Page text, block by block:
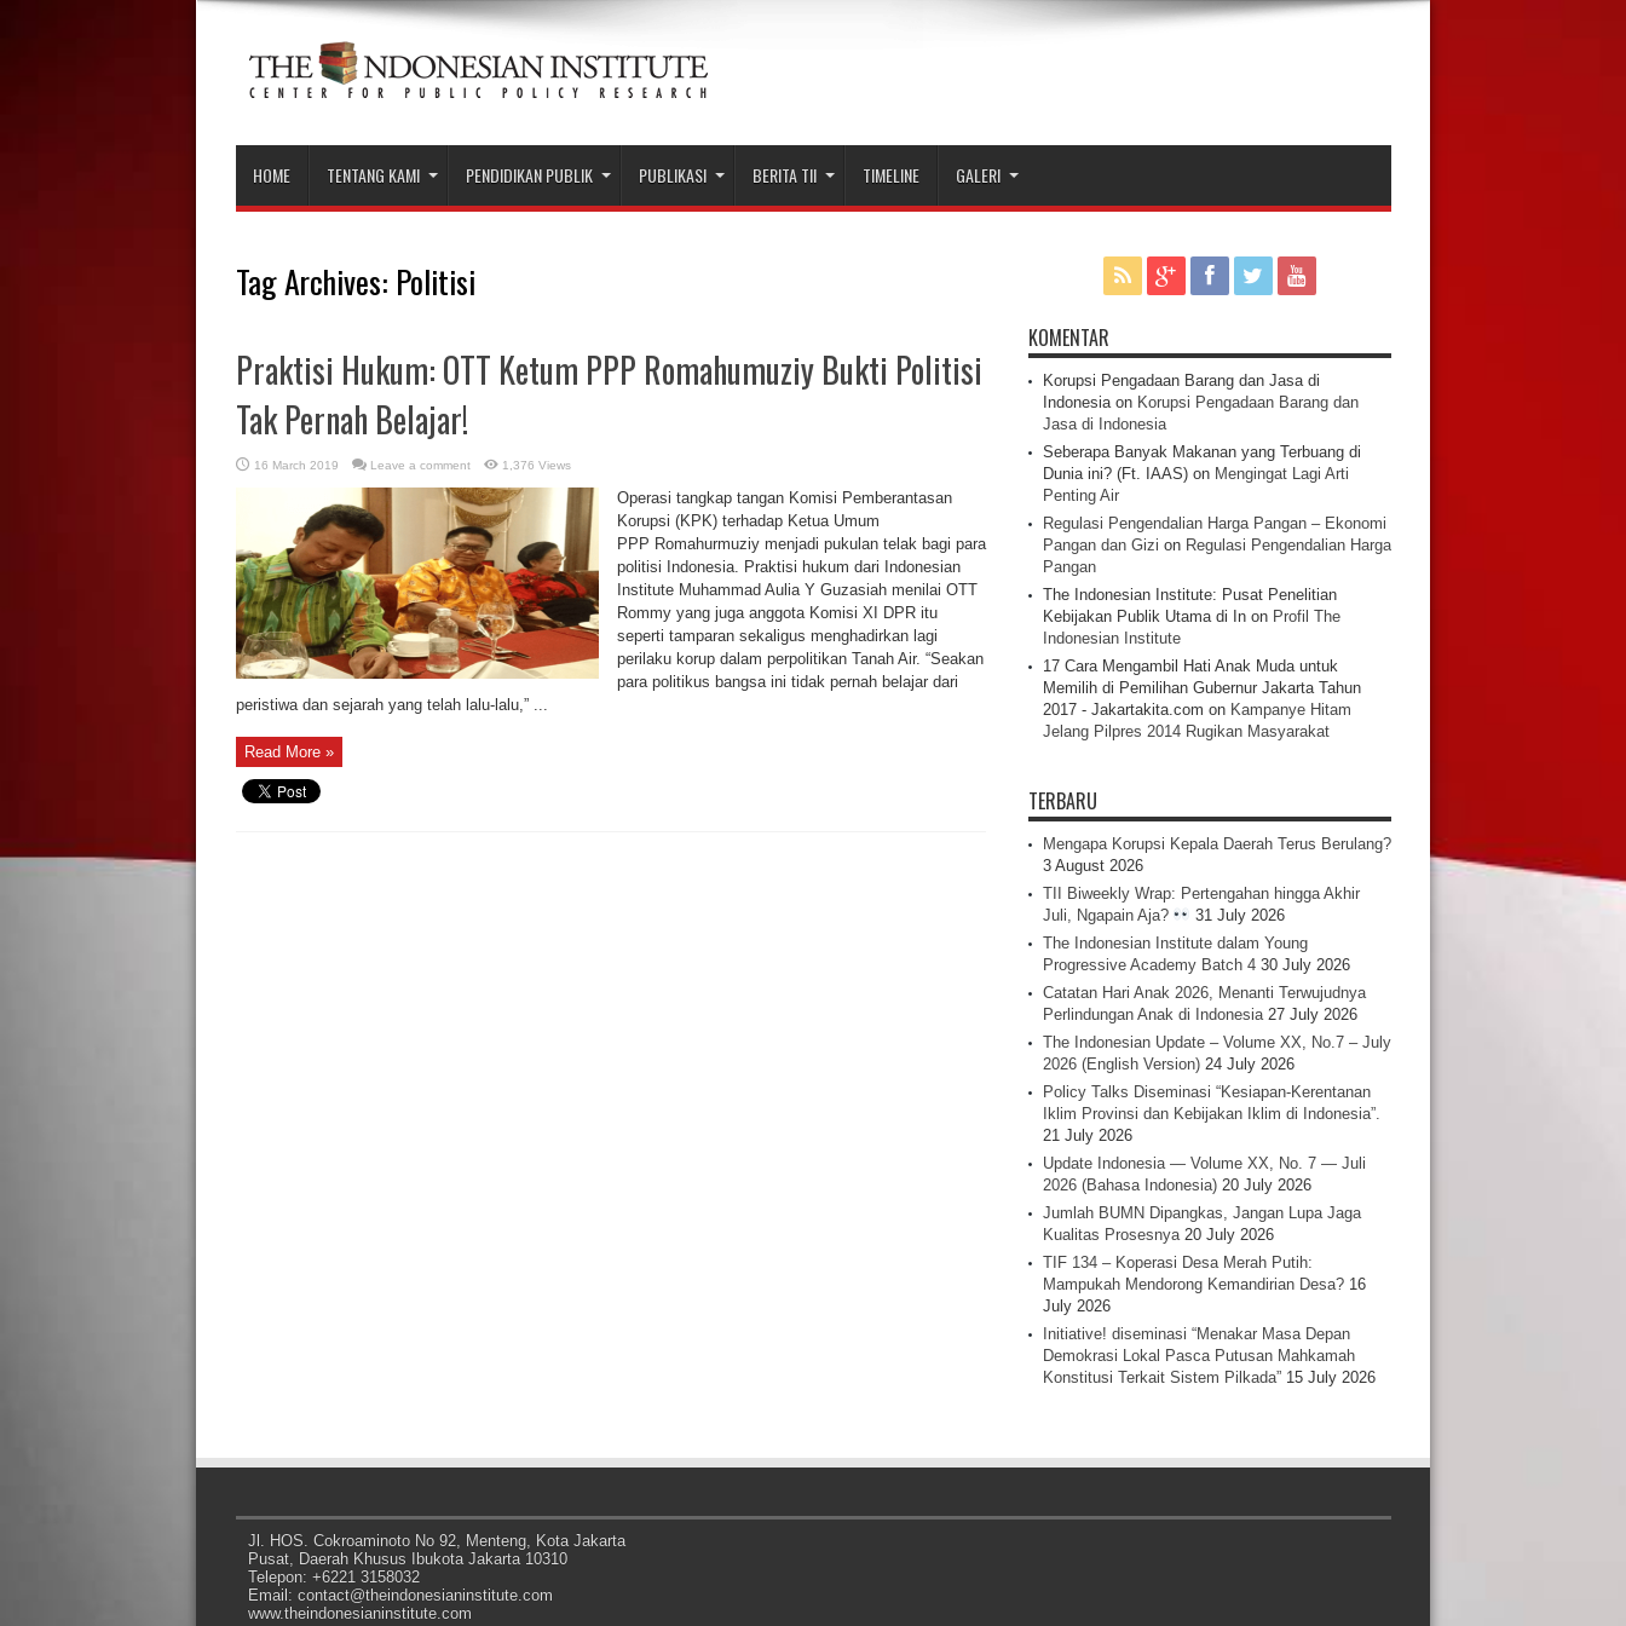
HOME TENTANG KAMI PENDIDIKAN PUBLIK PUBLIKASI BERITA TII TIMELINE GALERI
Tag Archives: Politisi
Praktisi Hukum: OTT Ketum PPP Romahumuziy Bukti Politisi
Tak Pernah Belajar!
16 March 2019 Leave a comment 1,376 Views
Operasi tangkap tangan Komisi Pemberantasan
Korupsi (KPK) terhadap Ketua Umum
PPP Romahurmuziy menjadi pukulan telak bagi para
politisi Indonesia. Praktisi hukum dari Indonesian
Institute Muhammad Aulia Y Guzasiah menilai OTT
Rommy yang juga anggota Komisi XI DPR itu
seperti tamparan sekaligus menghadirkan lagi
perilaku korup dalam perpolitikan Tanah Air. “Seakan
para politikus bangsa ini tidak pernah belajar dari
peristiwa dan sejarah yang telah lalu-lalu,” ...
Read More »
KOMENTAR
Korupsi Pengadaan Barang dan Jasa di
Indonesiaon Korupsi Pengadaan Barang dan
Jasa di Indonesia
Seberapa Banyak Makanan yang Terbuang di
Dunia ini? (Ft. IAAS)on Mengingat Lagi Arti
Penting Air
Regulasi Pengendalian Harga Pangan – Ekonomi
Pangan dan Gizi on Regulasi Pengendalian Harga
Pangan
The Indonesian Institute: Pusat Penelitian
Kebijakan Publik Utama di Inon Profil The
Indonesian Institute
17 Cara Mengambil Hati Anak Muda untuk
Memilih di Pemilihan Gubernur Jakarta Tahun
2017 - Jakartakita.com on Kampanye Hitam
Jelang Pilpres 2014 Rugikan Masyarakat
TERBARU
Mengapa Korupsi Kepala Daerah Terus Berulang?
3 August 2026
TII Biweekly Wrap: Pertengahan hingga Akhir
Juli, Ngapain Aja?
31 July 2026
The Indonesian Institute dalam Young
Progressive Academy Batch 4 30 July 2026
Catatan Hari Anak 2026, Menanti Terwujudnya
Perlindungan Anak di Indonesia 27 July 2026
The Indonesian Update – Volume XX, No.7 – July
2026 (English Version) 24 July 2026
Policy Talks Diseminasi “Kesiapan-Kerentanan
Iklim Provinsi dan Kebijakan Iklim di Indonesia”.
21 July 2026
Update Indonesia — Volume XX, No. 7 — Juli
2026 (Bahasa Indonesia) 20 July 2026
Jumlah BUMN Dipangkas, Jangan Lupa Jaga
Kualitas Prosesnya 20 July 2026
TIF 134 – Koperasi Desa Merah Putih:
Mampukah Mendorong Kemandirian Desa? 16
July 2026
Initiative! diseminasi “Menakar Masa Depan
Demokrasi Lokal Pasca Putusan Mahkamah
Konstitusi Terkait Sistem Pilkada” 15 July 2026
Jl. HOS. Cokroaminoto No 92, Menteng, Kota Jakarta
Pusat, Daerah Khusus Ibukota Jakarta 10310
Telepon: +6221 3158032
Email: contact@theindonesianinstitute.com
www.theindonesianinstitute.com